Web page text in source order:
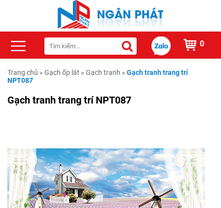
0
Trang chủ » Gạch ốp lát » Gạch tranh » Gạch tranh trang trí
NPT087
Gạch tranh trang trí NPT087